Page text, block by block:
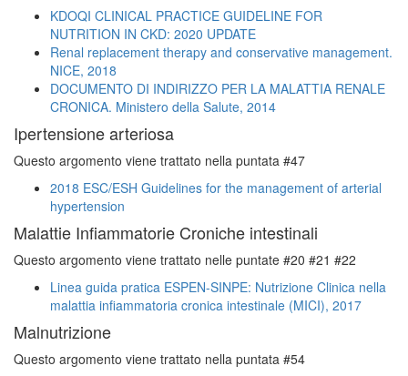
KDOQI CLINICAL PRACTICE GUIDELINE FOR
NUTRITION IN CKD: 2020 UPDATE
Renal replacement therapy and conservative management.
NICE, 2018
DOCUMENTO DI INDIRIZZO PER LA MALATTIA RENALE
CRONICA. Ministero della Salute, 2014
Ipertensione arteriosa
Questo argomento viene trattato nella puntata #47
2018 ESC/ESH Guidelines for the management of arterial
hypertension
Malattie Infiammatorie Croniche intestinali
Questo argomento viene trattato nelle puntate #20 #21 #22
Linea guida pratica ESPEN-SINPE: Nutrizione Clinica nella
malattia infiammatoria cronica intestinale (MICI), 2017
Malnutrizione
Questo argomento viene trattato nella puntata #54